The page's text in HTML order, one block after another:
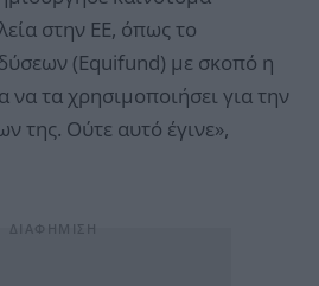
στην ΕΕ, όπως το
(Equifund) με σκοπό η
να τα χρησιμοποιήσει για την
της. Ούτε αυτό έγινε»,